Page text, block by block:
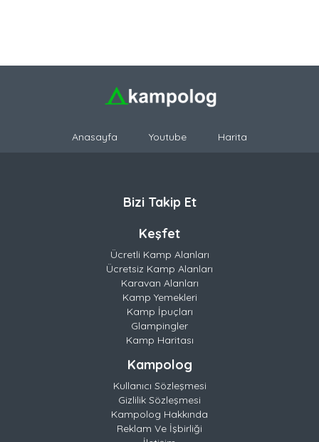
Anasayfa Youtube Harita
Bizi Takip Et
Keşfet
Ücretli Kamp Alanları
Ücretsiz Kamp Alanları
Karavan Alanları
Kamp Yemekleri
Kamp İpuçları
Glampingler
Kamp Haritası
Kampolog
Kullanıcı Sözleşmesi
Gizlilik Sözleşmesi
Kampolog Hakkında
Reklam Ve İşbirliği